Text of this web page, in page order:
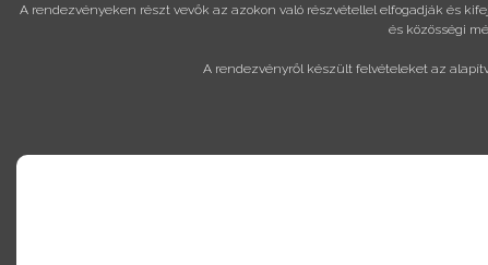
A rendezvényeken részt vevők az azokon való részvétellel elfogadják és
és közösségi
A rendezvényről készült felvételeket az